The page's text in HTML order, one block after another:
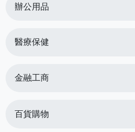
辦公用品
醫療保健
金融工商
百貨購物